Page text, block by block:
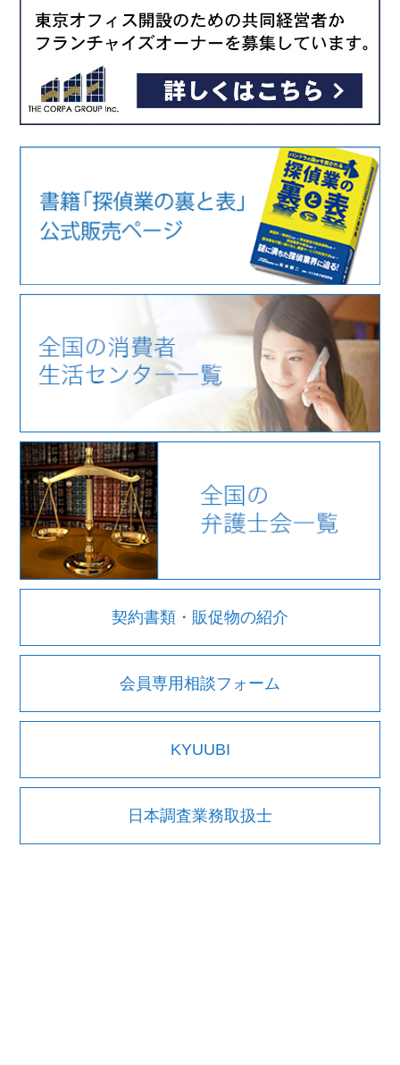
契約書類・販促物の紹介
会員専用相談フォーム
KYUUBI
日本調査業務取扱士